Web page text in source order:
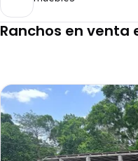
Ranchos en venta